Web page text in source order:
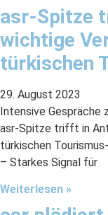
asr-Spitze
wichtige
türkischen
29. August 2023
Intensive Gespräche
asr-Spitze trifft in
türkischen
– Starkes Signal für
Weiterlesen »